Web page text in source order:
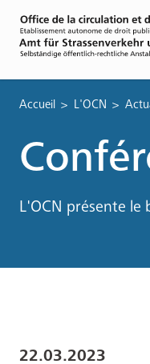
Fil
d'Ariane
Accueil L'OCN
L'OCN présente le
22.03.2023